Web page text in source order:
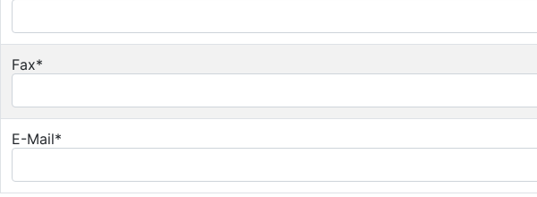
Fax*
E-Mail*